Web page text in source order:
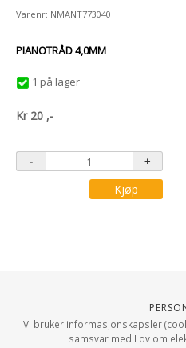
Varenr: NMANT773040
PIANOTRÅD 4,0MM
1 på lager
Kr 20 ,-
Kjøp
Vi bruker informasjonskapsler
samsvar med Lov om